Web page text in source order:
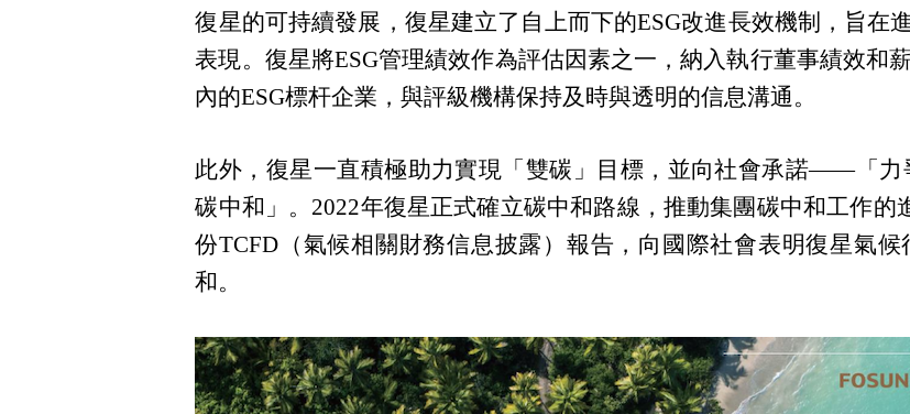
復星的可持續發展，復星建立了自上而下的ESG改進長效機制，旨在
表現。復星將ESG管理績效作為評估因素之一，納入執行董事績效和
內的ESG標杆企業，與評級機構保持及時與透明的信息溝通。
此外，復星一直積極助力實現「雙碳」目標，並向社會承諾——「力
碳中和」。2022年復星正式確立碳中和路線，推動集團碳中和工作的
份TCFD（氣候相關財務信息披露）報告，向國際社會表明復星氣
和。